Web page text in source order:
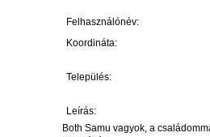
Felhasználónév:
Koordináta:
Település:
Leírás:
Both Samu vagyok, a